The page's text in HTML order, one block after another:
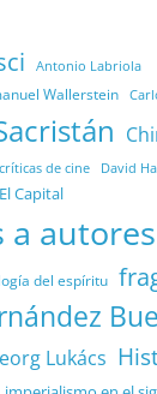
Antonio Labriola
Wallerstein
críticas de cine David
El Capital
a autores
del espíritu
Lukács